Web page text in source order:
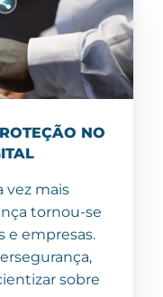
NO
vez mais
tornou-se
e empresas.
sobre